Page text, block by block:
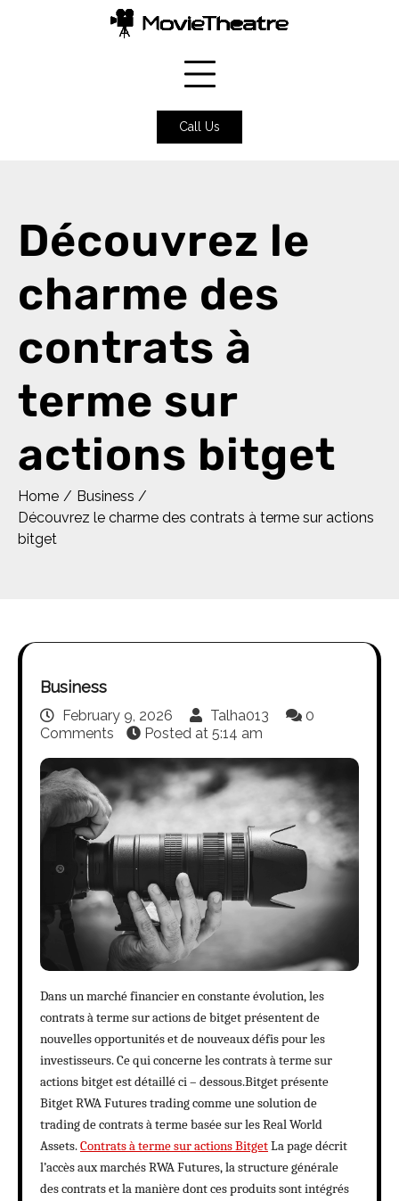
Call Us
Découvrez le
charme des
contrats à
terme sur
actions bitget
Home
Business
Découvrez le charme des contrats à terme sur actions
bitget
Business
February 9, 2026 Talha013
0
Comments
Posted at 5:14 am
Dans un marché financier en constante évolution, les
contrats à terme sur actions de bitget présentent de
nouvelles opportunités et de nouveaux défis pour les
investisseurs. Ce qui concerne les contrats à terme sur
actions bitget est détaillé ci – dessous.Bitget présente
Bitget RWA Futures trading comme une solution de
trading de contrats à terme basée sur les Real World
Assets.Contrats à terme sur actions BitgetLa page décrit
l’accès aux marchés RWA Futures, la structure générale
des contrats et la manière dont ces produits sont intégrés